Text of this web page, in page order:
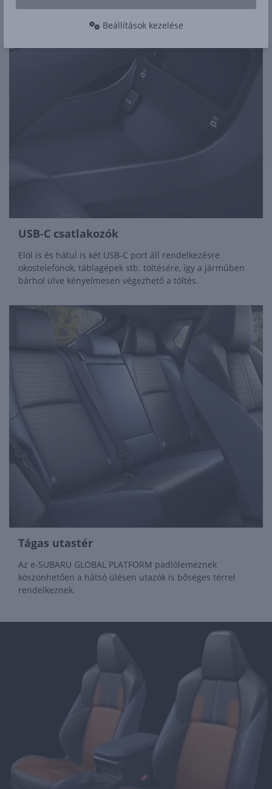
USB-C csatlakozók
Elöl is és hátul is két USB-C port áll rendelkezésre
okostelefonok, táblagépek stb. töltésére, így a járműben
bárhol ülve kényelmesen végezhető a töltés.
Tágas utastér
Az e-SUBARU GLOBAL PLATFORM padlólemeznek
köszönhetően a hátsó ülésen utazók is bőséges térrel
rendelkeznek.
Beállítások kezelése